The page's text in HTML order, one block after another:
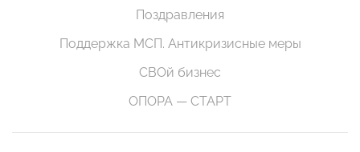
Поздравления
Поддержка МСП. Антикризисные меры
СВОй бизнес
ОПОРА — СТАРТ